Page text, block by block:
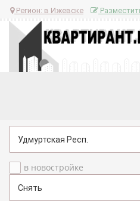
Регион: в Ижевске
в новостройке